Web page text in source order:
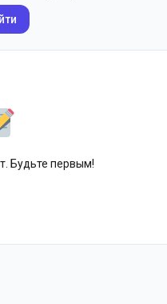
Будьте первым!